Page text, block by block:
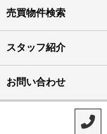
売買物件検索
スタッフ紹介
お問い合わせ